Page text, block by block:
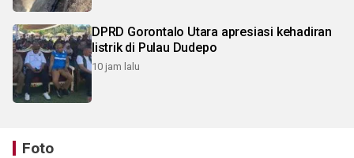
DPRD Gorontalo Utara apresiasi kehadiran
listrik di Pulau Dudepo
10 jam lalu
Foto